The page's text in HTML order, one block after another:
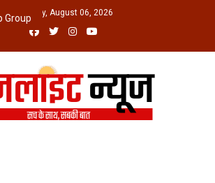
Thursday, August 06, 2026
Group